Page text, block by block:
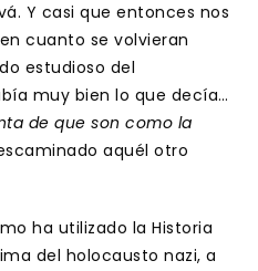
Y casi que entonces nos
cuanto se volvieran
estudioso del
muy bien lo que decía…
de que son como la
aquél otro
ha utilizado la Historia
del holocausto nazi, a